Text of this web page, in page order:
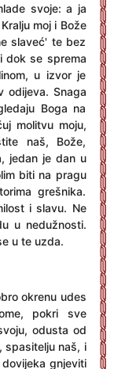
svoje: a ja
moj i Bože
slaveć' te bez
dok se sprema
u izvor je
odijeva. Snaga
Boga na
molitvu moju,
naš, Bože,
jedan je dan u
biti na pragu
grešnika.
i slavu. Ne
u nedužnosti.
u te uzda.
okrenu udes
pokri sve
odusta od
spasitelju naš, i
gnjeviti